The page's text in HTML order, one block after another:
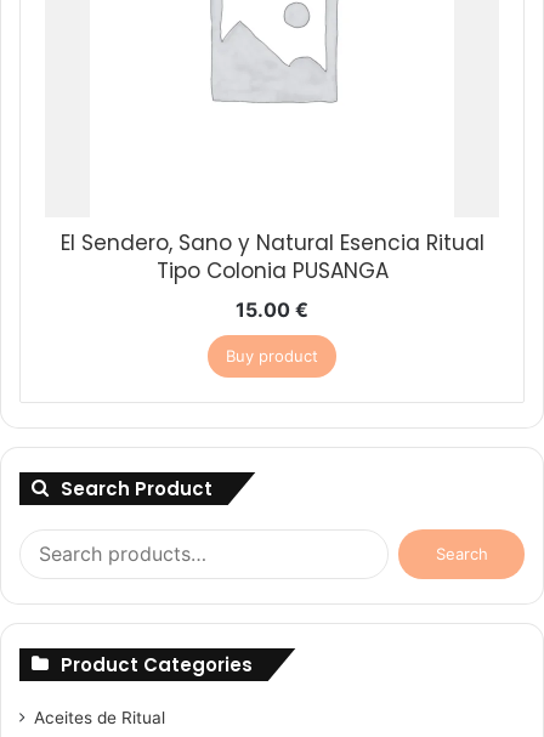
El Sendero, Sano y Natural Esencia Ritual
Tipo Colonia PUSANGA
15.00 €
Buy product
Search Product
Search
for:
Search
Product Categories
Aceites de Ritual